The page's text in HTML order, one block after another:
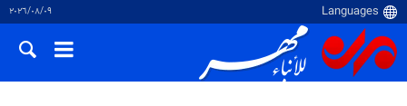
٠٩‏/٠٨‏/٢٠٢٦